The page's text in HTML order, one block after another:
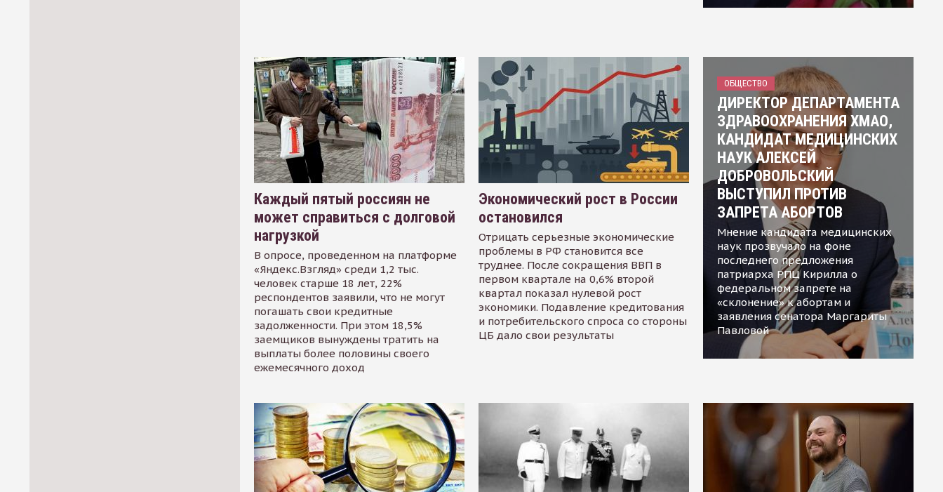
Каждый пятый россиян не
может справиться с долговой
нагрузкой
В опросе, проведенном на платформе
«Яндекс.Взгляд» среди 1,2 тыс.
человек старше 18 лет, 22%
респондентов заявили, что не могут
погашать свои кредитные
задолженности. При этом 18,5%
заемщиков вынуждены тратить на
выплаты более половины своего
ежемесячного доход
Экономический рост в России
остановился
Отрицать серьезные экономические
проблемы в РФ становится все
труднее. После сокращения ВВП в
первом квартале на 0,6% второй
квартал показал нулевой рост
экономики. Подавление кредитования
и потребительского спроса со стороны
ЦБ дало свои результаты
ОБЩЕСТВО
ДИРЕКТОР ДЕПАРТАМЕНТА
ЗДРАВООХРАНЕНИЯ ХМАО,
КАНДИДАТ МЕДИЦИНСКИХ
НАУК АЛЕКСЕЙ
ДОБРОВОЛЬСКИЙ
ВЫСТУПИЛ ПРОТИВ
ЗАПРЕТА АБОРТОВ
Мнение кандидата медицинских
наук прозвучало на фоне
последнего предложения
патриарха РПЦ Кирилла о
федеральном запрете на
«склонение» к абортам и
заявления сенатора Маргариты
Павловой